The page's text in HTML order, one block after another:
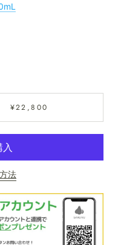
¥22,800
法